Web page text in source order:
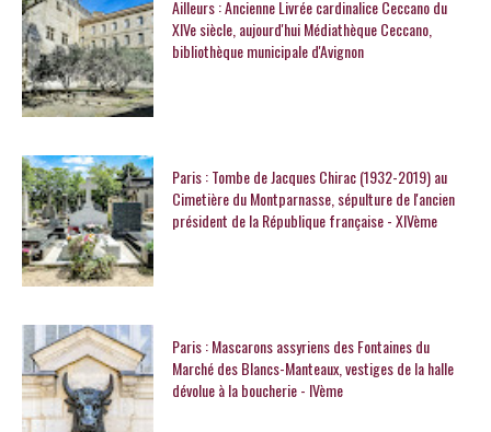
Ailleurs : Ancienne Livrée cardinalice Ceccano du
XIVe siècle, aujourd'hui Médiathèque Ceccano,
bibliothèque municipale d'Avignon
Paris : Tombe de Jacques Chirac (1932-2019) au
Cimetière du Montparnasse, sépulture de l'ancien
président de la République française - XIVème
Paris : Mascarons assyriens des Fontaines du
Marché des Blancs-Manteaux, vestiges de la halle
dévolue à la boucherie - IVème